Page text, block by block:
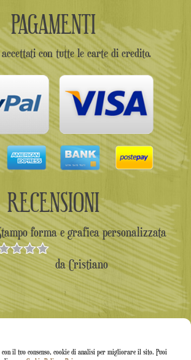
il tuo consenso, cookie di analisi per migliorare il sito. Puoi
PAGAMENTI
con tutte le carte di credito.
RECENSIONI
forma e grafica personalizzata
5
su 5
da Cristiano